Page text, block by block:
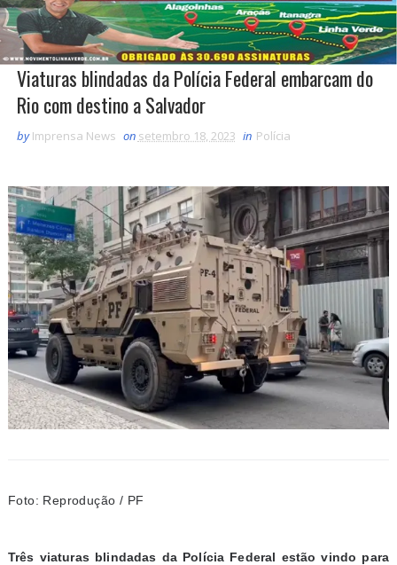
Viaturas blindadas da Polícia Federal embarcam do
Rio com destino a Salvador
by Imprensa News on setembro 18, 2023 in Polícia
Foto: Reprodução / PF
Três viaturas blindadas da Polícia Federal estão vindo para